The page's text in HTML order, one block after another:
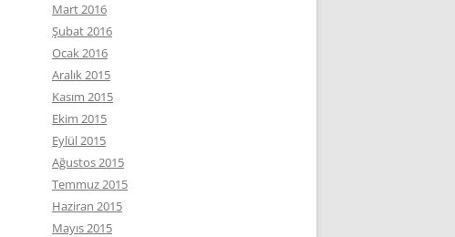
Mart 2016
Şubat 2016
Ocak 2016
Aralık 2015
Kasım 2015
Ekim 2015
Eylül 2015
Ağustos 2015
Temmuz 2015
Haziran 2015
Mayıs 2015